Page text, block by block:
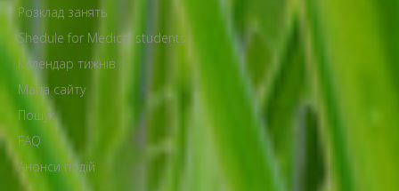
Розклад занять
Shedule for Medical students
Календар тижнів
Мапа сайту
Пошук
FAQ
Анонси подій